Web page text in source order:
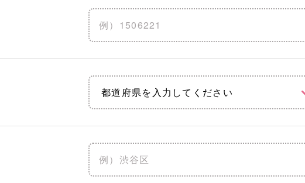
地震に強い 水害に強い
のほかのこだわりを見る
グ請求」「相談・見学」したい会社を選択！
情報とこだわりの条件を設定いただくと、